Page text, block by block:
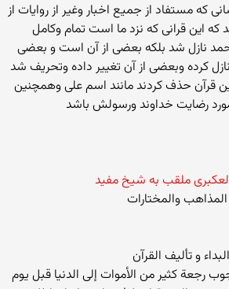
که مستفاد از جمیع اخبار وغیر از روایات از
این قرانی که نزد ما است تمام وکامل
نازل شد بلکه بعضی از آن است و بعضی
کرده وبعضی از آن تغییر داده وتحریف شد
قرآن حذف کردند مانند اسم علی وهمچنین
رضایت خداوند ورسولش باشد
ملقب به شیخ مفید
والمختارات
رجعة كثير من الأموات إلى الدنيا قبل يوم